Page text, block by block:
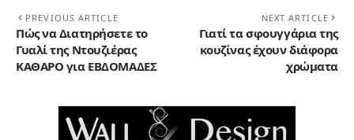
PREVIOUS ARTICLE
Πώς να Διατηρήσετε το
Γυαλί της Ντουζιέρας
ΚΑΘΑΡΟ για ΕΒΔΟΜΑΔΕΣ
NEXT ARTICLE
Γιατί τα σφουγγάρια της
κουζίνας έχουν διάφορα
χρώματα